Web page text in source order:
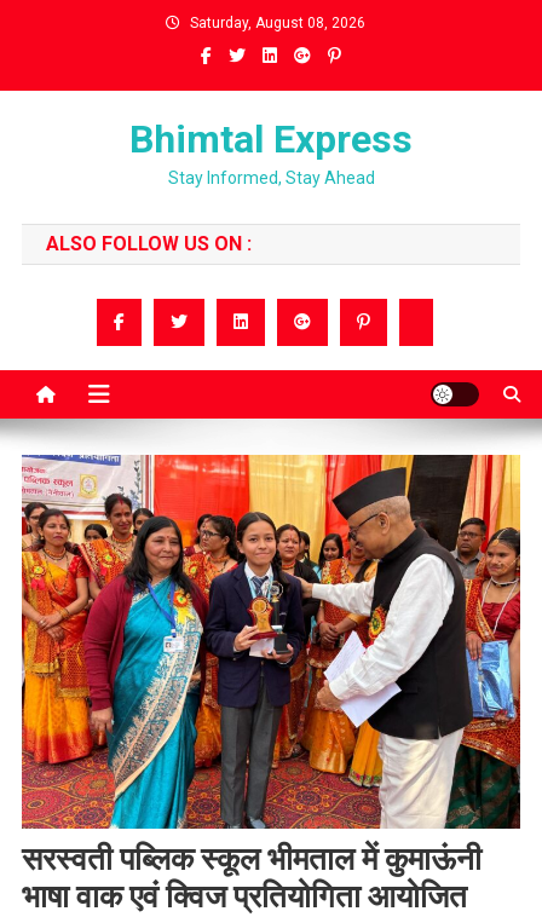
Saturday, August 08, 2026
Bhimtal Express
Stay Informed, Stay Ahead
ALSO FOLLOW US ON :
सरस्वती पब्लिक स्कूल भीमताल में कुमाऊंनी
भाषा वाक एवं क्विज प्रतियोगिता आयोजित